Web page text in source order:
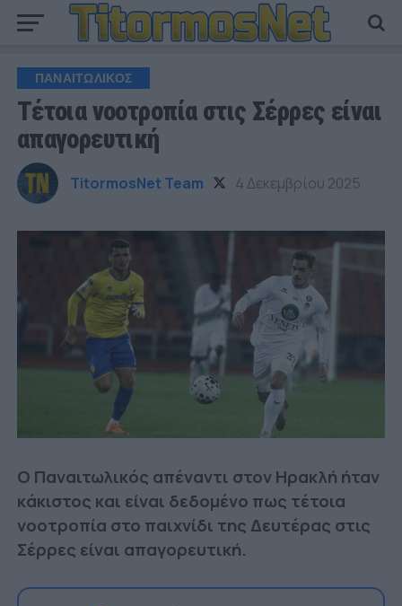
ΠΑΝΑΙΤΩΛΙΚΟΣ
Τέτοια νοοτροπία στις Σέρρες είναι
απαγορευτική
TitormosNet Team 4 Δεκεμβρίου 2025
Ο Παναιτωλικός απέναντι στον Ηρακλή ήταν
κάκιστος και είναι δεδομένο πως τέτοια
νοοτροπία στο παιχνίδι της Δευτέρας στις
Σέρρες είναι απαγορευτική.